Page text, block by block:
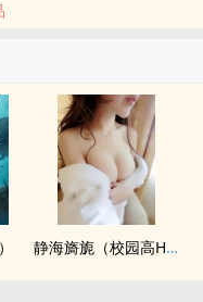
静海旖旎（校园高H）